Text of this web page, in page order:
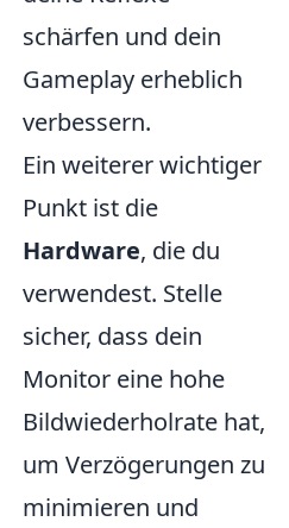
schärfen und dein
Gameplay erheblich
verbessern.
Ein weiterer wichtiger
Punkt ist die
Hardware, die du
verwendest. Stelle
sicher, dass dein
Monitor eine hohe
Bildwiederholrate hat,
um Verzögerungen zu
minimieren und